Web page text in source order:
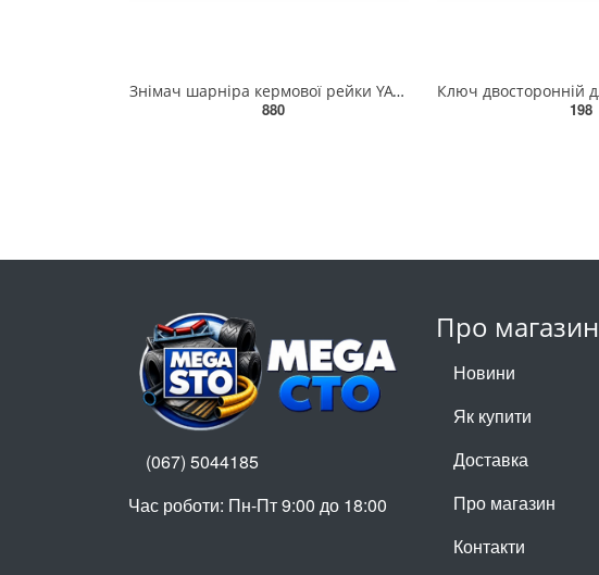
Знімач шарніра кермової рейки YATO Ø= 35-42 мм, квадратний привід- 1/2" [25] YT-06160
880
198
Про магазин
Новини
Як купити
Доставка
Про магазин
Контакти
(067) 5044185
Час роботи: Пн-Пт 9:00 до 18:00